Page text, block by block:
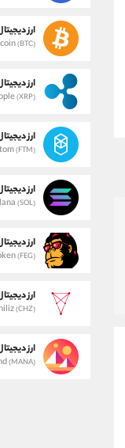
ارز
(BTC)
ارز
(XRP)
ارز
(FTM)
ارز
(SOL)
ارز
(FEG)
ارز
(CHZ)
ارز
(MANA)